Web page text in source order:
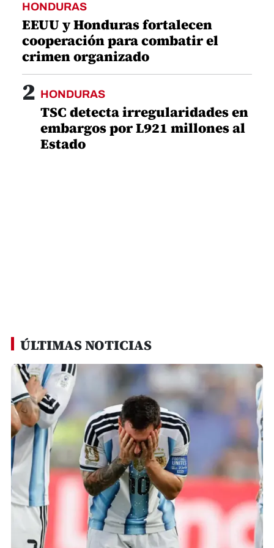
HONDURAS
EEUU y Honduras fortalecen
cooperación para combatir el
crimen organizado
2 HONDURAS
TSC detecta irregularidades en
embargos por L921 millones al
Estado
ÚLTIMAS NOTICIAS